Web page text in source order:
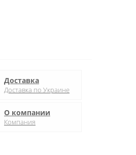
Доставка
Доставка по Украине
О компании
Компания